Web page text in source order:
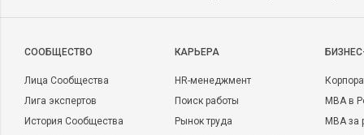
CООБЩЕСТВО
Лица Сообщества
Лига экспертов
История Сообщества
КАРЬЕРА
HR-менеджмент
Поиск работы
Рынок труда
MBA в
MBA